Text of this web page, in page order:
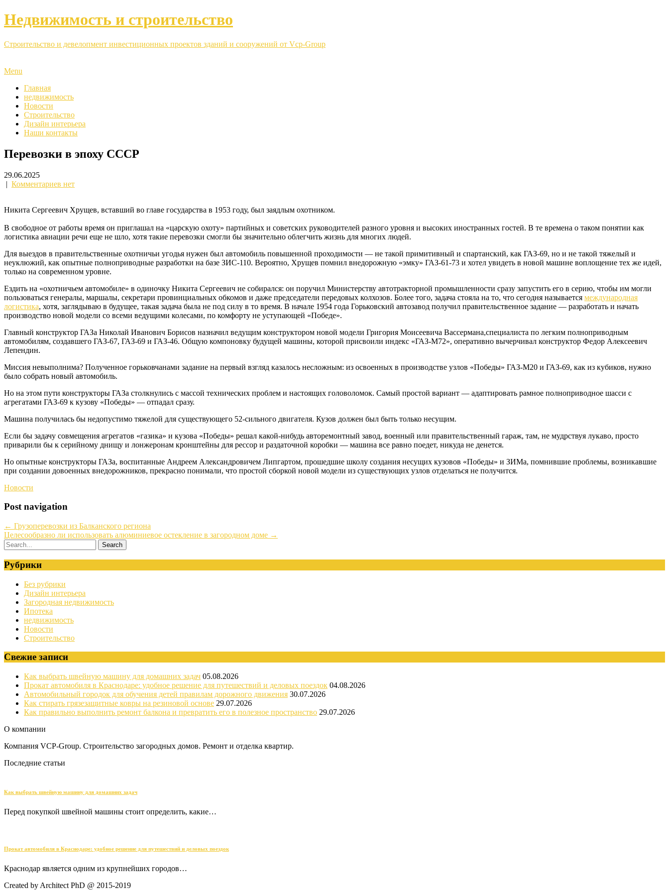
Недвижимость и строительство
Строительство и девелопмент инвестиционных проектов зданий и сооружений от Vcp-Group
Menu
Главная
недвижимость
Новости
Строительство
Дизайн интерьера
Наши контакты
Перевозки в эпоху СССР
29.06.2025
| Комментариев нет
Никита Сергеевич Хрущев, вставший во главе государства в 1953 году, был заядлым охотником.
В свободное от работы время он приглашал на «царскую охоту» партийных и советских руководителей разного уровня и высоких иностранных гостей. В те времена о таком понятии как
логистика авиации речи еще не шло, хотя такие перевозки смогли бы значительно облегчить жизнь для многих людей.
Для выездов в правительственные охотничьи угодья нужен был автомобиль повышенной проходимости — не такой примитивный и спартанский, как ГАЗ-69, но и не такой тяжелый и
неуклюжий, как опытные полноприводные разработки на базе ЗИС-110. Вероятно, Хрущев помнил внедорожную «эмку» ГАЗ-61-73 и хотел увидеть в новой машине воплощение тех же идей,
только на современном уровне.
Ездить на «охотничьем автомобиле» в одиночку Никита Сергеевич не собирался: он поручил Министерству автотракторной промышленности сразу запустить его в серию, чтобы им могли
пользоваться генералы, маршалы, секретари провинциальных обкомов и даже председатели передовых колхозов. Более того, задача стояла на то, что сегодня называется международная
логистика, хотя, заглядываю в будущее, такая задача была не под силу в то время. В начале 1954 года Горьковский автозавод получил правительственное задание — разработать и начать
производство новой модели со всеми ведущими колесами, по комфорту не уступающей «Победе».
Главный конструктор ГАЗа Николай Иванович Борисов назначил ведущим конструктором новой модели Григория Моисеевича Вассермана,специалиста по легким полноприводным
автомобилям, создавшего ГАЗ-67, ГАЗ-69 и ГАЗ-46. Общую компоновку будущей машины, которой присвоили индекс «ГАЗ-М72», оперативно вычерчивал конструктор Федор Алексеевич
Лепендин.
Миссия невыполнима? Полученное горьковчанами задание на первый взгляд казалось несложным: из освоенных в производстве узлов «Победы» ГАЗ-М20 и ГАЗ-69, как из кубиков, нужно
было собрать новый автомобиль.
Но на этом пути конструкторы ГАЗа столкнулись с массой технических проблем и настоящих головоломок. Самый простой вариант — адаптировать рамное полноприводное шасси с
агрегатами ГАЗ-69 к кузову «Победы» — отпадал сразу.
Машина получилась бы недопустимо тяжелой для существующего 52-сильного двигателя. Кузов должен был быть только несущим.
Если бы задачу совмещения агрегатов «газика» и кузова «Победы» решал какой-нибудь авторемонтный завод, военный или правительственный гараж, там, не мудрствуя лукаво, просто
приварили бы к серийному днищу и лонжеронам кронштейны для рессор и раздаточной коробки — машина все равно поедет, никуда не денется.
Но опытные конструкторы ГАЗа, воспитанные Андреем Александровичем Липгартом, прошедшие школу создания несущих кузовов «Победы» и ЗИМа, помнившие проблемы, возникавшие
при создании довоенных внедорожников, прекрасно понимали, что простой сборкой новой модели из существующих узлов отделаться не получится.
Новости
Post navigation
← Грузоперевозки из Балканского региона
Целесообразно ли использовать алюминиевое остекление в загородном доме →
Рубрики
Без рубрики
Дизайн интерьера
Загородная недвижимость
Ипотека
недвижимость
Новости
Строительство
Свежие записи
Как выбрать швейную машину для домашних задач 05.08.2026
Прокат автомобиля в Краснодаре: удобное решение для путешествий и деловых поездок 04.08.2026
Автомобильный городок для обучения детей правилам дорожного движения 30.07.2026
Как стирать грязезащитные ковры на резиновой основе 29.07.2026
Как правильно выполнить ремонт балкона и превратить его в полезное пространство 29.07.2026
О компании
Компания VCP-Group. Строительство загородных домов. Ремонт и отделка квартир.
Последние статьи
Как выбрать швейную машину для домашних задач
Перед покупкой швейной машины стоит определить, какие…
Прокат автомобиля в Краснодаре: удобное решение для путешествий и деловых поездок
Краснодар является одним из крупнейших городов…
Created by Architect PhD @ 2015-2019